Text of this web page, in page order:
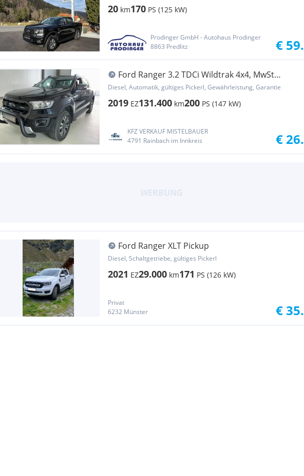
20 km170 PS (125 kW)
Prodinger GmbH - Autohaus Prodinger
8863 Predlitz
€
Ford Ranger 3.2 TDCi Wildtrak 4x4, MwSt
ausweisbar, ... Pickup
Diesel, Automatik, gültiges Pickerl, Gewährleistung, Garantie
2019 EZ131.400 km200 PS (147 kW)
KFZ VERKAUF MISTELBAUER
4791 Rainbach im Innkreis
€
Ford Ranger XLT Pickup
Diesel, Schaltgetriebe, gültiges Pickerl
2021 EZ29.000 km171 PS (126 kW)
Privat
6232 Münster
€